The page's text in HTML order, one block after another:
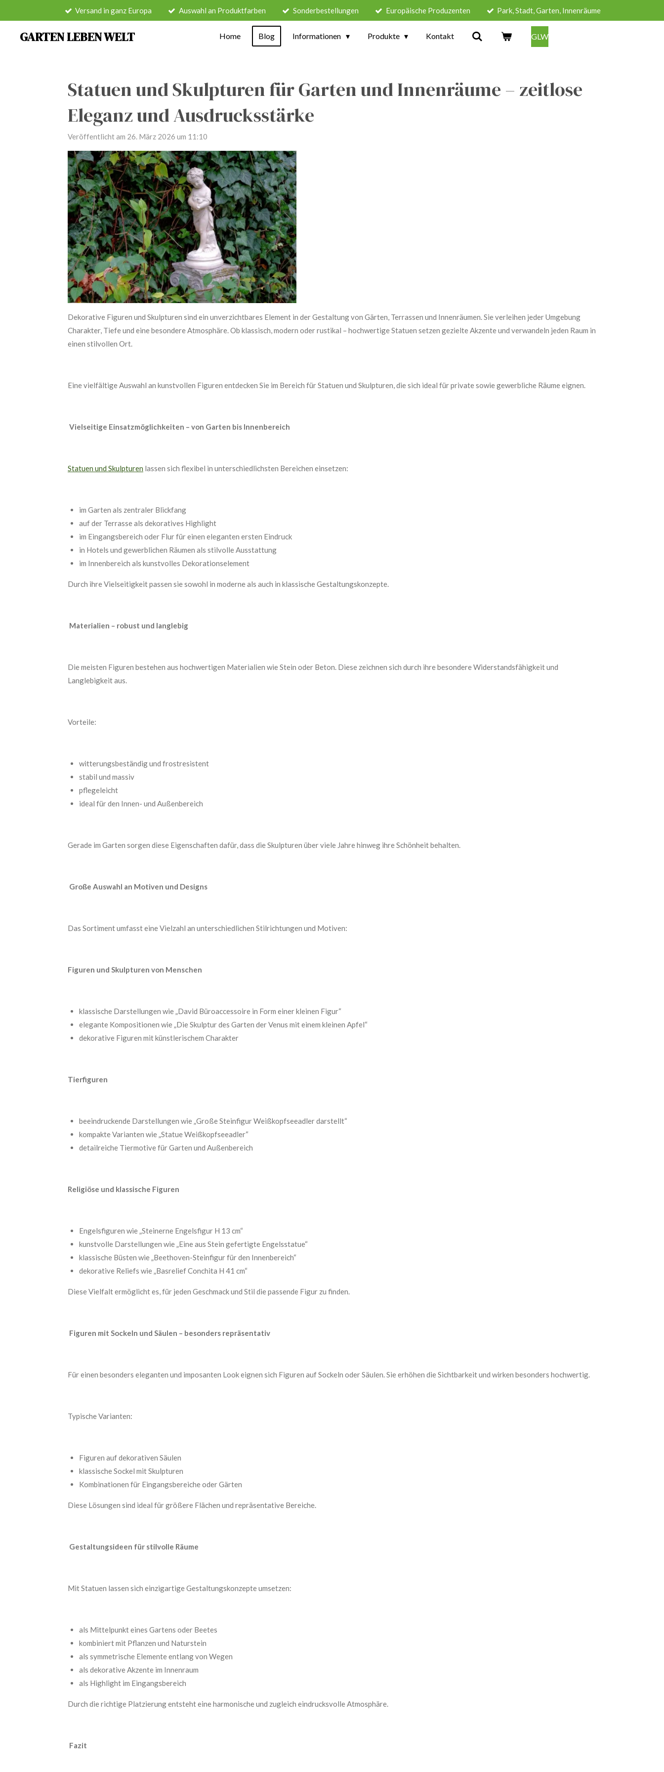
springen
Versand in ganz Europa Auswahl an Produktfarben Sonderbestellungen Europäische Produzenten Park, Stadt, Garten, Innenräume
GARTEN LEBEN WELT Home Blog Informationen Produkte Kontakt GLW
Statuen und Skulpturen für Garten und Innenräume – zeitlose
Eleganz und Ausdrucksstärke
Veröffentlicht am 26. März 2026 um 11:10
Dekorative Figuren und Skulpturen sind ein unverzichtbares Element in der Gestaltung von Gärten, Terrassen und Innenräumen. Sie verleihen jeder Umgebung
Charakter, Tiefe und eine besondere Atmosphäre. Ob klassisch, modern oder rustikal – hochwertige Statuen setzen gezielte Akzente und verwandeln jeden Raum in
einen stilvollen Ort.
Eine vielfältige Auswahl an kunstvollen Figuren entdecken Sie im Bereich für Statuen und Skulpturen, die sich ideal für private sowie gewerbliche Räume eignen.
Vielseitige Einsatzmöglichkeiten – von Garten bis Innenbereich
Statuen und Skulpturen lassen sich flexibel in unterschiedlichsten Bereichen einsetzen:
im Garten als zentraler Blickfang
auf der Terrasse als dekoratives Highlight
im Eingangsbereich oder Flur für einen eleganten ersten Eindruck
in Hotels und gewerblichen Räumen als stilvolle Ausstattung
im Innenbereich als kunstvolles Dekorationselement
Durch ihre Vielseitigkeit passen sie sowohl in moderne als auch in klassische Gestaltungskonzepte.
Materialien – robust und langlebig
Die meisten Figuren bestehen aus hochwertigen Materialien wie Stein oder Beton. Diese zeichnen sich durch ihre besondere Widerstandsfähigkeit und
Langlebigkeit aus.
Vorteile:
witterungsbeständig und frostresistent
stabil und massiv
pflegeleicht
ideal für den Innen- und Außenbereich
Gerade im Garten sorgen diese Eigenschaften dafür, dass die Skulpturen über viele Jahre hinweg ihre Schönheit behalten.
Große Auswahl an Motiven und Designs
Das Sortiment umfasst eine Vielzahl an unterschiedlichen Stilrichtungen und Motiven:
Figuren und Skulpturen von Menschen
klassische Darstellungen wie „David Büroaccessoire in Form einer kleinen Figur“
elegante Kompositionen wie „Die Skulptur des Garten der Venus mit einem kleinen Apfel“
dekorative Figuren mit künstlerischem Charakter
Tierfiguren
beeindruckende Darstellungen wie „Große Steinfigur Weißkopfseeadler darstellt“
kompakte Varianten wie „Statue Weißkopfseeadler“
detailreiche Tiermotive für Garten und Außenbereich
Religiöse und klassische Figuren
Engelsfiguren wie „Steinerne Engelsfigur H 13 cm“
kunstvolle Darstellungen wie „Eine aus Stein gefertigte Engelsstatue“
klassische Büsten wie „Beethoven-Steinfigur für den Innenbereich“
dekorative Reliefs wie „Basrelief Conchita H 41 cm“
Diese Vielfalt ermöglicht es, für jeden Geschmack und Stil die passende Figur zu finden.
Figuren mit Sockeln und Säulen – besonders repräsentativ
Für einen besonders eleganten und imposanten Look eignen sich Figuren auf Sockeln oder Säulen. Sie erhöhen die Sichtbarkeit und wirken besonders hochwertig.
Typische Varianten:
Figuren auf dekorativen Säulen
klassische Sockel mit Skulpturen
Kombinationen für Eingangsbereiche oder Gärten
Diese Lösungen sind ideal für größere Flächen und repräsentative Bereiche.
Gestaltungsideen für stilvolle Räume
Mit Statuen lassen sich einzigartige Gestaltungskonzepte umsetzen:
als Mittelpunkt eines Gartens oder Beetes
kombiniert mit Pflanzen und Naturstein
als symmetrische Elemente entlang von Wegen
als dekorative Akzente im Innenraum
als Highlight im Eingangsbereich
Durch die richtige Platzierung entsteht eine harmonische und zugleich eindrucksvolle Atmosphäre.
Fazit